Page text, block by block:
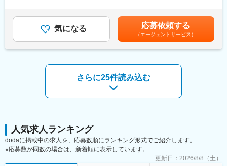
【毎日の生活を支える福利厚生が充実】
当社は福利厚生を充実させて、社員の成長を環境から支えていま
す。土日祝休み、家賃補助、帰省旅費補助など。そして、固定給
【頑張りは賞与でしっかり還元】
年平均の賞与支給額は6ヶ月分です。ルート営業でインセンティブ
や歩合がない分、各自の頑張りは賞与で大きく還元しています。
顧客の70～80％が大手メーカーであり、着実に信頼を積み重ね貸
し倒れなく経営が安定しています。
変更の範囲：会社の定める業務
の提案
・導入後の運用フォロー
非効率」、「患者対応に時間を割けていない」などの課題を、“仕
組み”で解決する仕事です。現場を知らずには営業できない、リア
ルな提案に期待しています。
■業務の面白み：
使して医療を支えることが必須です。
その最善でお客様への価値提供ができるポジションです。
年間休日124日、完全週休2日制、平均残業12時間程度とワークラ
モデル年収：年収420万円 入社3年目 メンバー（新卒入社）、年
収468万円 入社5年目 主任（新卒入社）、年収603万円 入社13年
目 係長（新卒入社）賃金はあくまでも目安の金額であり、選考を
通じて上下する可能性があります。月給(月額)は固定手当を含めた
気になる 応募依頼する
（エージェントサービス）
さらに25件読み込む
人気求人ランキング
dodaに掲載中の求人を、応募数順にランキング形式でご紹介します。
※応募数が同数の場合は、新着順に表示しています。
更新日： 2026/8/8（土）